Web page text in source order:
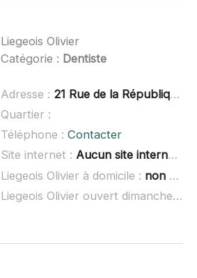
Liegeois Olivier
Catégorie : Dentiste
Adresse : 21 Rue de la République, 67720 Hœrdt
Quartier :
Téléphone : Contacter
Site internet : Aucun site internet connu
Liegeois Olivier à domicile : non renseigné
Liegeois Olivier ouvert dimanche :